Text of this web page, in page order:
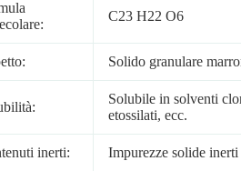
C23 H22 O6
Solido granulare
Solubile in solventi
etossilati, ecc.
inerti: Impurezze solide